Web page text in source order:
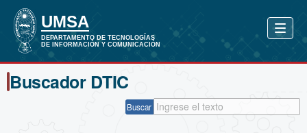
Buscador DTIC
Buscar